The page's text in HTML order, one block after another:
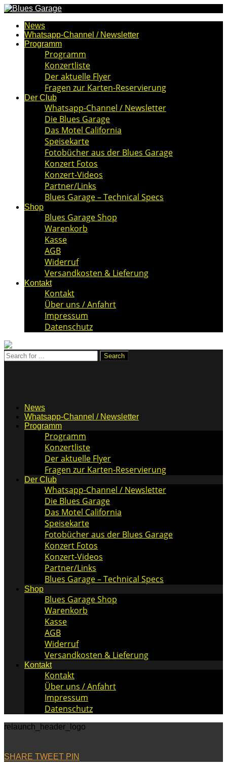
News
Whatsapp-Channel / Newsletter
Programm
Programm
Konzertliste
Der aktuelle Flyer
Fragen zur Karten-Reservierung
Der Club
Whatsapp-Channel / Newsletter
Die Blues Garage
Das Motel California
Speisekarte
Fotobücher aus der Blues Garage
Konzert Fotos
Konzert-Videos
Partner/Links
Blues Garage – Technical Specs
Shop
Blues Garage Shop
Warenkorb
Kasse
AGB
Widerruf
Versandkosten & Lieferung
Kontakt
Kontakt
Über uns / Anfahrt
Impressum
Datenschutz
News
Whatsapp-Channel / Newsletter
Programm
Programm
Konzertliste
Der aktuelle Flyer
Fragen zur Karten-Reservierung
Der Club
Whatsapp-Channel / Newsletter
Die Blues Garage
Das Motel California
Speisekarte
Fotobücher aus der Blues Garage
Konzert Fotos
Konzert-Videos
Partner/Links
Blues Garage – Technical Specs
Shop
Blues Garage Shop
Warenkorb
Kasse
AGB
Widerruf
Versandkosten & Lieferung
Kontakt
Kontakt
Über uns / Anfahrt
Impressum
Datenschutz
relaunch_header_logo
SHARE TWEET PIN